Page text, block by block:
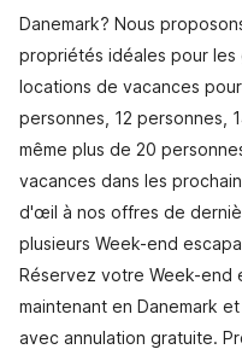
Danemark? Nous
propriétés idéales pour les
locations de vacances
personnes, 12 personnes,
même plus de 20
vacances dans les
d'œil à nos offres de
plusieurs Week-end
Réservez votre Week-end
maintenant en Danemark
avec annulation gratuite.